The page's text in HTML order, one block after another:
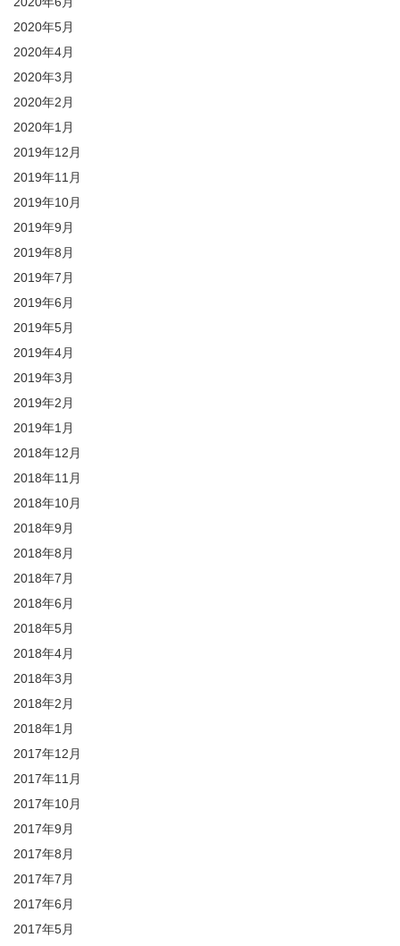
2020年5月
2020年4月
2020年3月
2020年2月
2020年1月
2019年12月
2019年11月
2019年10月
2019年9月
2019年8月
2019年7月
2019年6月
2019年5月
2019年4月
2019年3月
2019年2月
2019年1月
2018年12月
2018年11月
2018年10月
2018年9月
2018年8月
2018年7月
2018年6月
2018年5月
2018年4月
2018年3月
2018年2月
2018年1月
2017年12月
2017年11月
2017年10月
2017年9月
2017年8月
2017年7月
2017年6月
2017年5月